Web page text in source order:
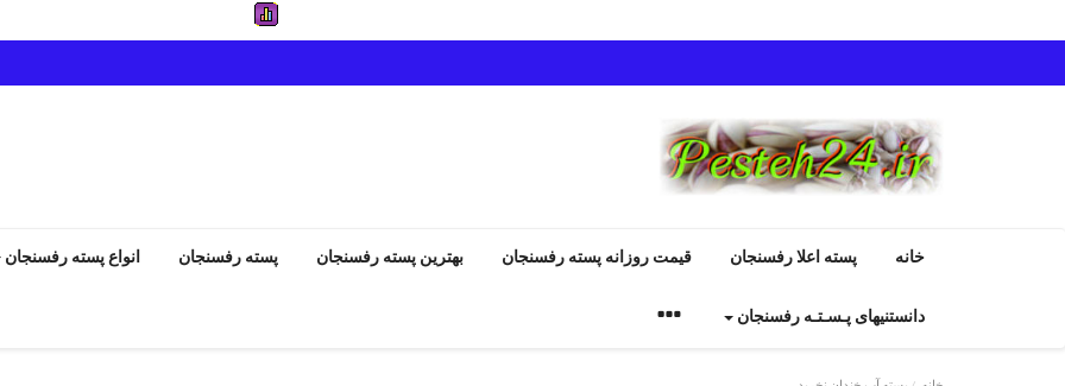
خانه پسته اعلا رفسنجان قیمت روزانه پسته رفسنجان بهترین پسته رفسنجان پسته رفسنجان انواع پسته رفسنجان
دانستنیهای پـسـتـه رفسنجان